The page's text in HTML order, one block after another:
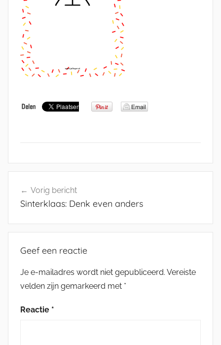
navigatie
Vorig bericht
Sinterklaas: Denk even anders
Geef een reactie
Je e-mailadres wordt niet gepubliceerd. Vereiste
velden zijn gemarkeerd met *
Reactie *